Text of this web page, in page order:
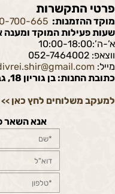
פרטי התקשרות
מוקד ההזמנות: 700-665
שעות פעילות המוקד ומענה
א’-ה’:10:00-18:00
ווצאפ: 052-7464002
מייל:
כתובת החנות: בן גוריון 18, גבעת שמואל
למעקב משלוחים לחץ כאן >>
אנא השאר